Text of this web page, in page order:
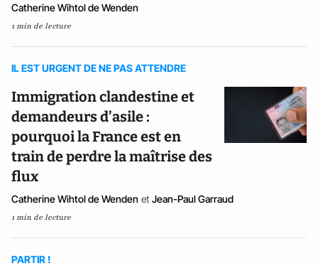
Catherine Wihtol de Wenden
1 min de lecture
IL EST URGENT DE NE PAS ATTENDRE
Immigration clandestine et
demandeurs d’asile :
pourquoi la France est en
train de perdre la maîtrise des
flux
Catherine Wihtol de Wenden et Jean-Paul Garraud
1 min de lecture
PARTIR !